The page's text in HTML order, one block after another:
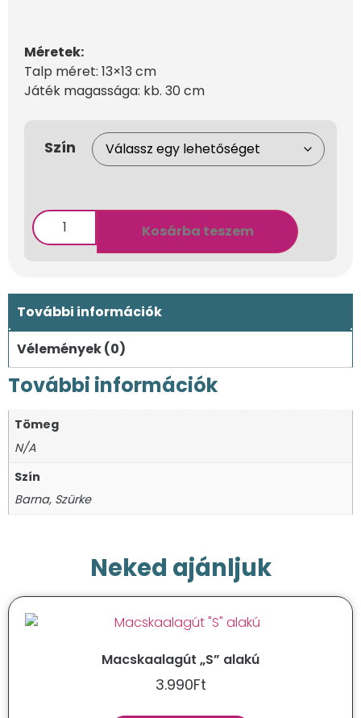
Méretek:
Talp méret: 13×13 cm
Játék magassága: kb. 30 cm
Szín
Kosárba teszem
További információk
Vélemények (0)
További információk
Tömeg
N/A
Szín
Barna, Szürke
Neked ajánljuk
Macskaalagút „S” alakú
3.990Ft